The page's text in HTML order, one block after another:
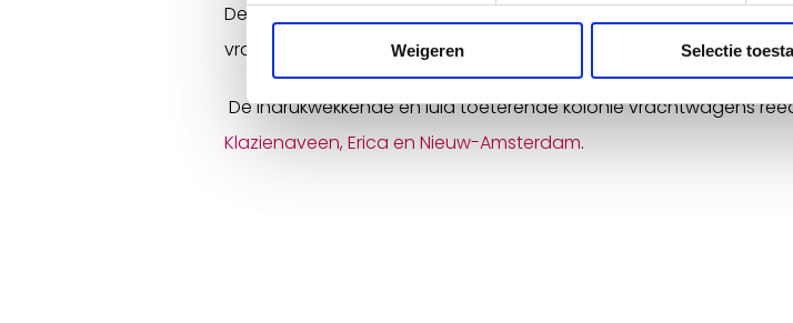
Weigeren Selectie
De Vrachtwagendag is een feestelijke rondrit om mensen met
vrachtwagencabine te bezorgen.
De indrukwekkende en luid toeterende kolonie vrachtwagens
Klazienaveen, Erica en Nieuw-Amsterdam.